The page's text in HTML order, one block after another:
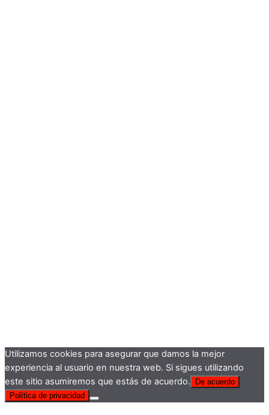
Utilizamos cookies para asegurar que damos la mejor
experiencia al usuario en nuestra web. Si sigues utilizando
este sitio asumiremos que estás de acuerdo.
De acuerdo
Política de privacidad